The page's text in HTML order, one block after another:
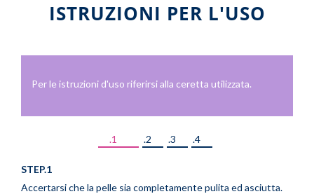
ISTRUZIONI PER L'USO
Per le istruzioni d'uso riferirsi alla ceretta utilizzata.
STEP.1
Accertarsi che la pelle sia completamente pulita ed asciutta.
.1 .2 .3 .4